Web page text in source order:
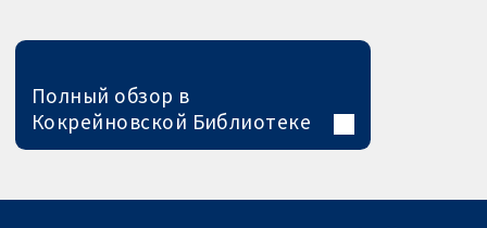
Полный обзор в
Кокрейновской Библиотеке